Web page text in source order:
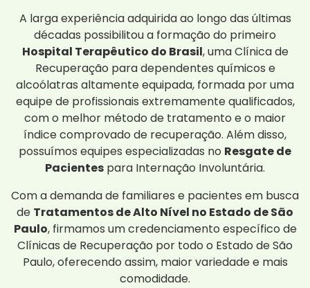
A larga experiência adquirida ao longo das últimas
décadas possibilitou a formação do primeiro
Hospital Terapêutico do Brasil, uma Clínica de
Recuperação para dependentes químicos e
alcoólatras altamente equipada, formada por uma
equipe de profissionais extremamente qualificados,
com o melhor método de tratamento e o maior
índice comprovado de recuperação. Além disso,
possuímos equipes especializadas no Resgate de
Pacientes para Internação Involuntária.
Com a demanda de familiares e pacientes em busca
de Tratamentos de Alto Nível no Estado de São
Paulo, firmamos um credenciamento específico de
Clínicas de Recuperação por todo o Estado de São
Paulo, oferecendo assim, maior variedade e mais
comodidade.